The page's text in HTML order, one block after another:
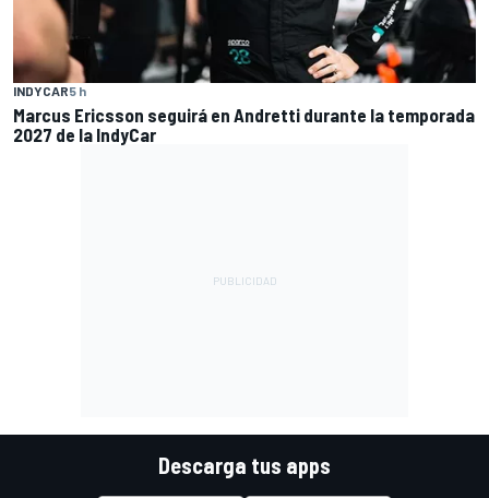
INDYCAR5 h
Marcus Ericsson seguirá en Andretti durante la temporada
2027 de la IndyCar
Descarga tus apps